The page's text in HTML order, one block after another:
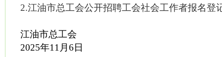
2.江油市总工会公开招聘工会社会工作者报名登
江油市总工会
2025年11月6日